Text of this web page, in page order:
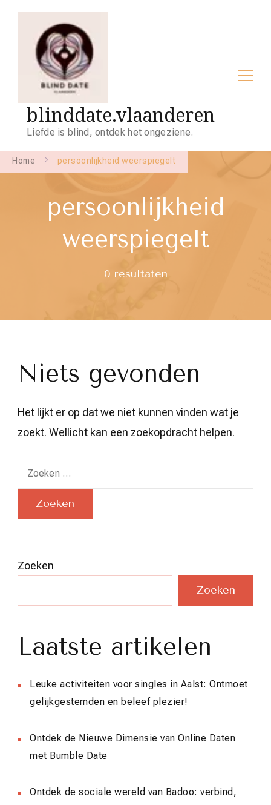
blinddate.vlaanderen
Liefde is blind, ontdek het ongeziene.
Home persoonlijkheid weerspiegelt
persoonlijkheid
weerspiegelt
0 resultaten
Niets gevonden
Het lijkt er op dat we niet kunnen vinden wat je
zoekt. Wellicht kan een zoekopdracht helpen.
Zoeken
naar:
Zoeken
Zoeken
Laatste artikelen
Leuke activiteiten voor singles in Aalst: Ontmoet
gelijkgestemden en beleef plezier!
Ontdek de Nieuwe Dimensie van Online Daten
met Bumble Date
Ontdek de sociale wereld van Badoo: verbind,